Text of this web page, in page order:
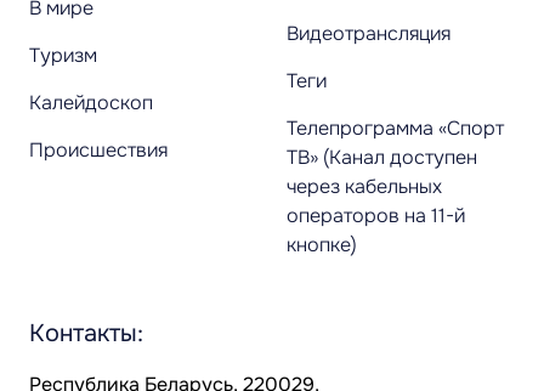
В мире
Туризм
Калейдоскоп
Происшествия
Видеотрансляция
Теги
Телепрограмма «Спорт
ТВ» (Канал доступен
через кабельных
операторов на 11-й
кнопке)
Контакты:
Республика Беларусь, 220029,